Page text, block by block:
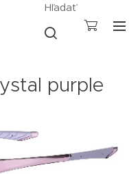
Hľadať
purple